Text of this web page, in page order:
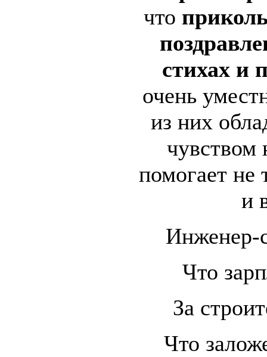
что
стихах и
очень
из них
чувством
помогает не
и
Инженер-
Что
За
Что